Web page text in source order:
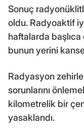
Sonuç
oldu. Radyoaktif
haftalarda
bunun yerini
Radyasyon
sorunlarını
kilometrelik bir
yasaklandı.